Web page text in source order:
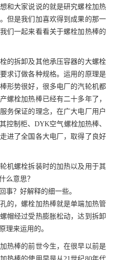
和大家说说的就是研究螺栓加热
但是我们加喜欢得到成果的那一
们一起来看看关于螺栓加热棒的
的拆卸及其他承压容器的大螺栓
求订做各种规格。运用的原理是
形势很好，很多电厂的汽轮机都
螺栓加热棒已经有二十多年了，
务保证的理念，在广大电厂用户
控制柜、DYK空气螺栓加热棒、
进了全国各大电厂，取得了良好
机螺栓拆装时的加热以及用于其
么意思？
事？好解释的细一些。
的，螺栓加热棒就是单端加热管
帽经过受热膨胀松动，达到拆卸
理来运用的。
热棒的前世今生，在很早以前是